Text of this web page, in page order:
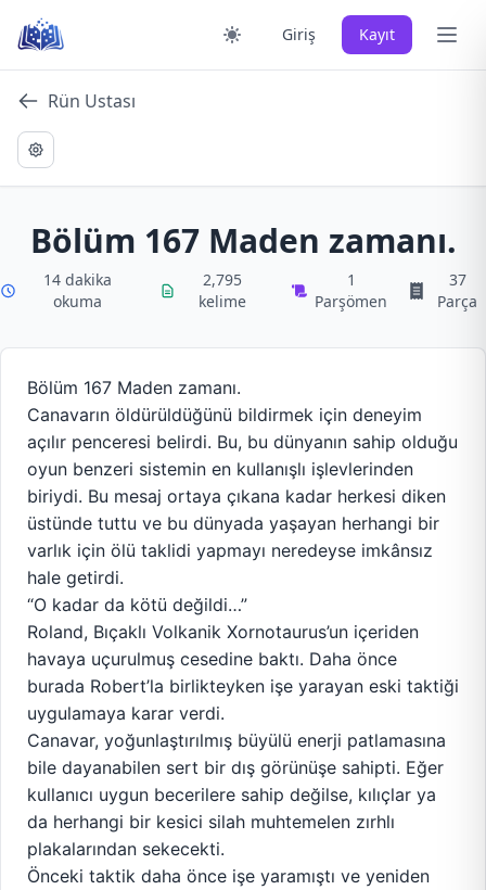
content
Giriş Kayıt Ana
Rün Ustası
Bölüm 167 Maden zamanı.
14 dakika
okuma
2,795
kelime
1
Parşömen
37
Parça
Bölüm 167 Maden zamanı.
Canavarın öldürüldüğünü bildirmek için deneyim
açılır penceresi belirdi. Bu, bu dünyanın sahip olduğu
oyun benzeri sistemin en kullanışlı işlevlerinden
biriydi. Bu mesaj ortaya çıkana kadar herkesi diken
üstünde tuttu ve bu dünyada yaşayan herhangi bir
varlık için ölü taklidi yapmayı neredeyse imkânsız
hale getirdi.
“O kadar da kötü değildi…”
Roland, Bıçaklı Volkanik Xornotaurus’un içeriden
havaya uçurulmuş cesedine baktı. Daha önce
burada Robert’la birlikteyken işe yarayan eski taktiği
uygulamaya karar verdi.
Canavar, yoğunlaştırılmış büyülü enerji patlamasına
bile dayanabilen sert bir dış görünüşe sahipti. Eğer
kullanıcı uygun becerilere sahip değilse, kılıçlar ya
da herhangi bir kesici silah muhtemelen zırhlı
plakalarından sekecekti.
Önceki taktik daha önce işe yaramıştı ve yeniden